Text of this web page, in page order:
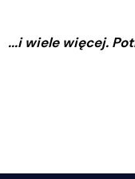
...i wiele więcej.